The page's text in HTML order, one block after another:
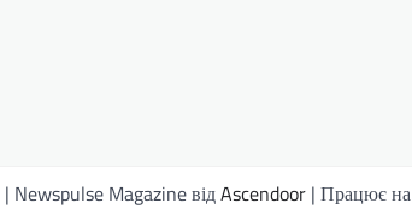
| Newspulse Magazine відAscendoor| Працює на